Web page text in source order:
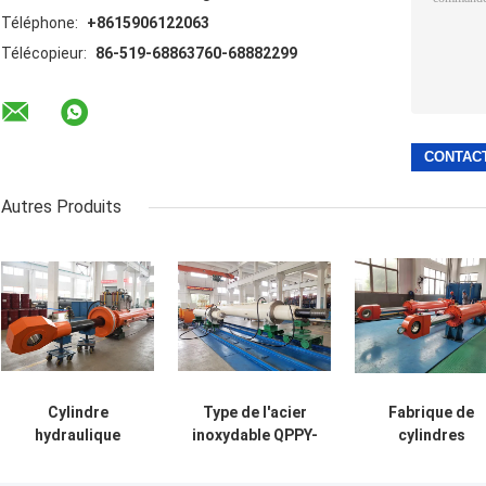
Téléphone:
+8615906122063
Télécopieur:
86-519-68863760-68882299
Autres Produits
Cylindre
hydraulique
Type de l'acier
inoxydable QPPY-
Fabrique de
cylindres